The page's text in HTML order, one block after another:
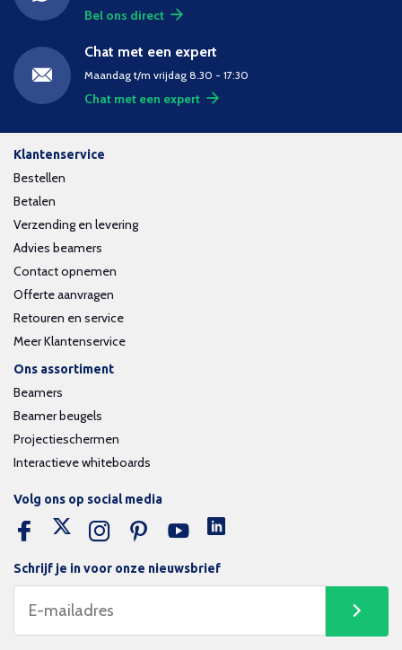
Bel ons direct
Chat met een expert
Maandag t/m vrijdag 8.30 - 17:30
Chat met een expert
Klantenservice
Bestellen
Betalen
Verzending en levering
Advies beamers
Contact opnemen
Offerte aanvragen
Retouren en service
Meer Klantenservice
Ons assortiment
Beamers
Beamer beugels
Projectieschermen
Interactieve whiteboards
Schrijf je in voor onze nieuwsbrief
Volg ons op social media